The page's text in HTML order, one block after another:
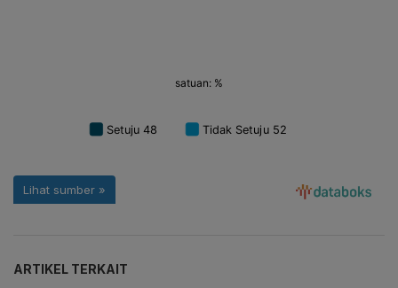
ARTIKEL TERKAIT